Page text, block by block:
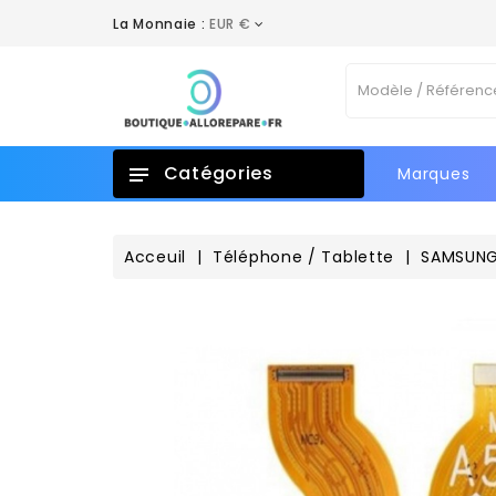
La Monnaie : EUR €
Catégories Marques
Acceuil Téléphone / Tablette SAMSUNG